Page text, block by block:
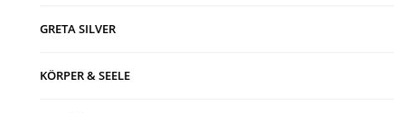
GRETA SILVER
KÖRPER & SEELE